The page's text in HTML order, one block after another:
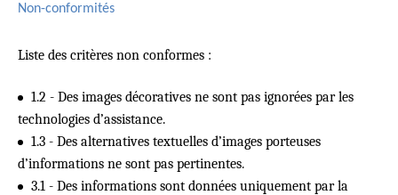
Non-conformités
Liste des critères non conformes :
1.2 - Des images décoratives ne sont pas ignorées par les
technologies d’assistance.
1.3 - Des alternatives textuelles d’images porteuses
d’informations ne sont pas pertinentes.
3.1 - Des informations sont données uniquement par la